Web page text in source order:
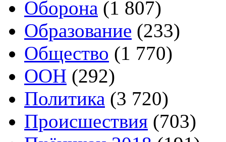
Оборона (1 807)
Образование (233)
Общество (1 770)
ООН (292)
Политика (3 720)
Происшествия (703)